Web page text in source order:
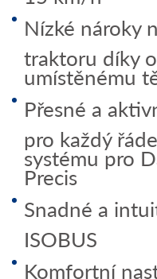
Nízké nároky
traktoru díky
umístěnému
Přesné a
pro každý
systému pro
Precis
Snadné a
ISOBUS
Komfortní